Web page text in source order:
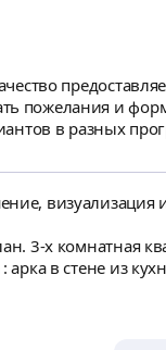
пожелания и
в разных
свое
дизайну.
визуализация
3-х комнатная
комнату,